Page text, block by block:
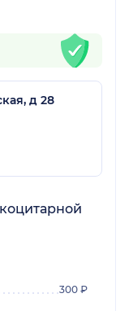
д 28
300 ₽